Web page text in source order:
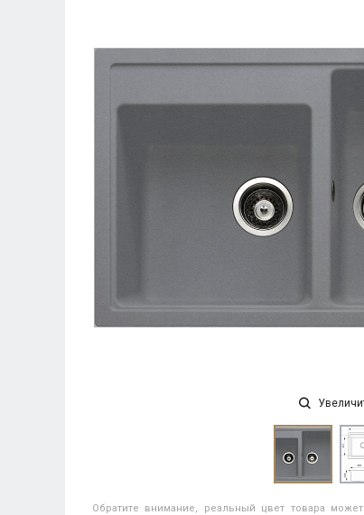
Обратите внимание, реальный цвет товара